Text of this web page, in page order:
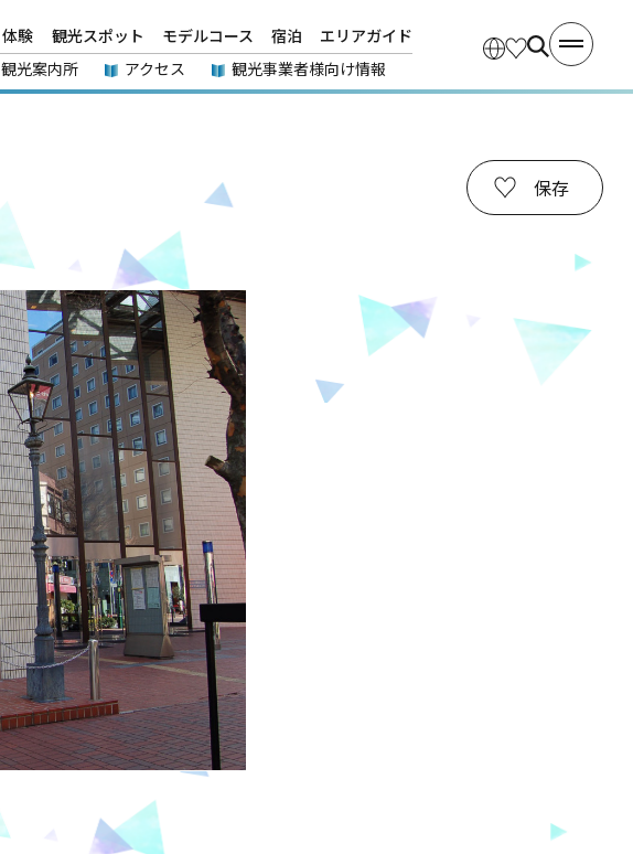
体験 観光スポット モデルコース 宿泊
エリアガイド
観光案内所 アクセス 観光事業者様向け情報
保存